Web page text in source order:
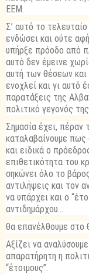
ΕΕΜ.
Σ’ αυτό το
ενδώσει και ούτε
υπήρξε πρόοδο από
αυτό δεν έμεινε
αυτή των θέσεων και
ενοχλεί και γι αυτό
παρατάξεις της
πολιτικό γεγονός
Σημασία έχει,
καταλαβαίνουμε πως
και ειδικά ο
επιθετικότητα του
σηκώνει όλο το
αντιλήψεις και τον
να υπάρχει και ο
αντιδημάρχου…
θα επανέλθουμε στο
Αξίζει να
απαρατήρητη η
“έτοιμους”.